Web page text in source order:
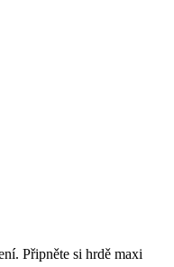
Připněte si hrdě maxi